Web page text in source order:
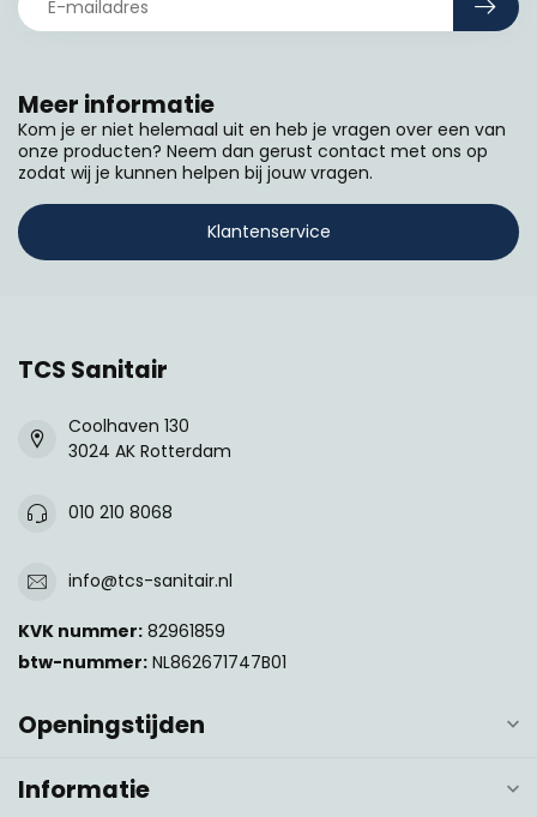
Meer informatie
Kom je er niet helemaal uit en heb je vragen over een van
onze producten? Neem dan gerust contact met ons op
zodat wij je kunnen helpen bij jouw vragen.
Klantenservice
TCS Sanitair
Coolhaven 130
3024 AK Rotterdam
010 210 8068
info@tcs-sanitair.nl
KVK nummer: 82961859
btw-nummer: NL862671747B01
Openingstijden
Informatie